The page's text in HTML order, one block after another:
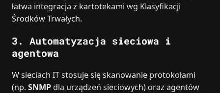
łatwa integracja z kartotekami wg Klasyfikacji
Środków Trwałych.
3. Automatyzacja sieciowa i
agentowa
W sieciach IT stosuje się skanowanie protokołami
(np. SNMP dla urządzeń sieciowych) oraz agentów